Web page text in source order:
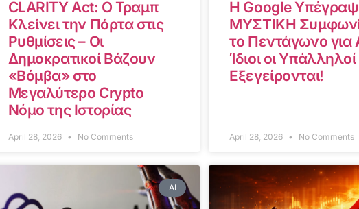
CLARITY Act: Ο Τραμπ
Κλείνει την Πόρτα στις
Ρυθμίσεις – Οι
Δημοκρατικοί Βάζουν
«Βόμβα» στο
Μεγαλύτερο Crypto
Νόμο της Ιστορίας
April 28, 2026 No Comments
Η Google
ΜΥΣΤΙΚΗ
το Πεντάγωνο για
Ίδιοι οι
Εξεγείρονται!
April 28, 2026 No Comments
AI